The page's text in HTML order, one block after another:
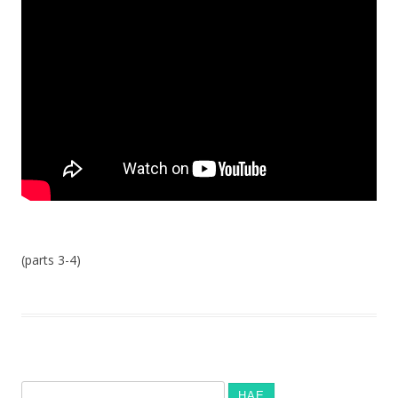
(parts 3-4)